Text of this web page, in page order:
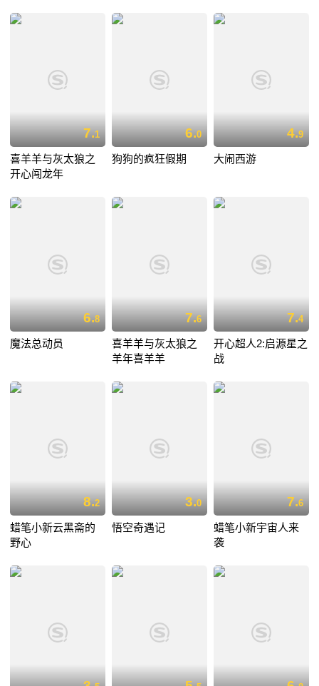
7.1
喜羊羊与灰太狼之
开心闯龙年
6.0
狗狗的疯狂假期
4.9
大闹西游
6.8
魔法总动员
7.6
喜羊羊与灰太狼之
羊年喜羊羊
7.4
开心超人2:启源星之
战
8.2
蜡笔小新云黑斋的
野心
3.0
悟空奇遇记
7.6
蜡笔小新宇宙人来
袭